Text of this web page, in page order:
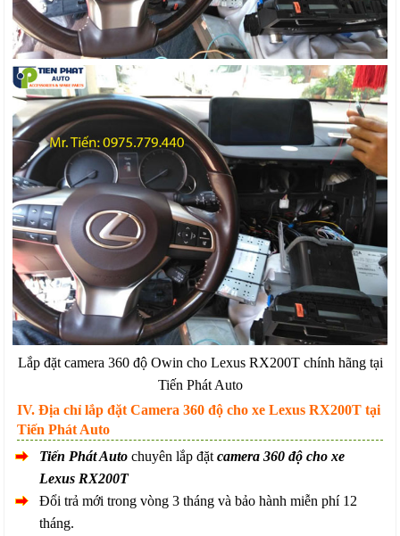
Lắp đặt camera 360 độ Owin cho Lexus RX200T chính hãng tại
Tiến Phát Auto
IV. Địa chỉ lắp đặt Camera 360 độ cho xe Lexus RX200T tại
Tiến Phát Auto
Tiến Phát Auto chuyên lắp đặtcamera 360 độ cho xe
Lexus RX200T
Đổi trả mới trong vòng 3 tháng và bảo hành miễn phí 12
tháng.